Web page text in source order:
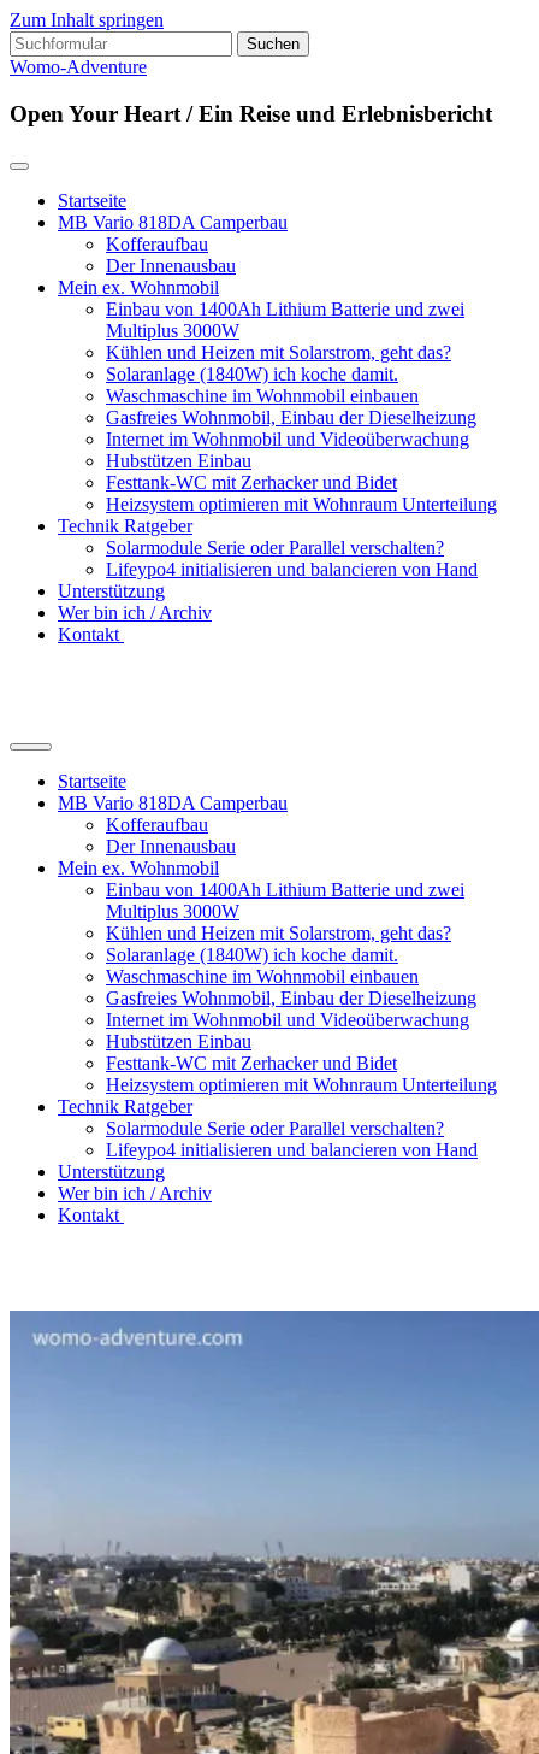
Zum Inhalt springen
Suchen
nach:
Womo-Adventure
Open Your Heart / Ein Reise und Erlebnisbericht
Startseite
MB Vario 818DA Camperbau
Kofferaufbau
Der Innenausbau
Mein ex. Wohnmobil
Einbau von 1400Ah Lithium Batterie und zwei
Multiplus 3000W
Kühlen und Heizen mit Solarstrom, geht das?
Solaranlage (1840W) ich koche damit.
Waschmaschine im Wohnmobil einbauen
Gasfreies Wohnmobil, Einbau der Dieselheizung
Internet im Wohnmobil und Videoüberwachung
Hubstützen Einbau
Festtank-WC mit Zerhacker und Bidet
Heizsystem optimieren mit Wohnraum Unterteilung
Technik Ratgeber
Solarmodule Serie oder Parallel verschalten?
Lifeypo4 initialisieren und balancieren von Hand
Unterstützung
Wer bin ich / Archiv
Kontakt
Suchfeld
ein-/ausblenden
Startseite
MB Vario 818DA Camperbau
Kofferaufbau
Der Innenausbau
Mein ex. Wohnmobil
Einbau von 1400Ah Lithium Batterie und zwei
Multiplus 3000W
Kühlen und Heizen mit Solarstrom, geht das?
Solaranlage (1840W) ich koche damit.
Waschmaschine im Wohnmobil einbauen
Gasfreies Wohnmobil, Einbau der Dieselheizung
Internet im Wohnmobil und Videoüberwachung
Hubstützen Einbau
Festtank-WC mit Zerhacker und Bidet
Heizsystem optimieren mit Wohnraum Unterteilung
Technik Ratgeber
Solarmodule Serie oder Parallel verschalten?
Lifeypo4 initialisieren und balancieren von Hand
Unterstützung
Wer bin ich / Archiv
Kontakt